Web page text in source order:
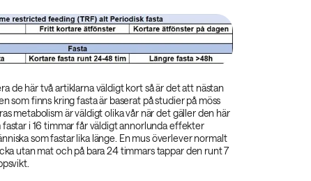
de här två artiklarna väldigt kort så är det att nästan
som finns kring fasta är baserat på studier på möss
metabolism är väldigt olika vår när det gäller den här
fastar i 16 timmar får väldigt annorlunda effekter
som fastar lika länge. En mus överlever normalt
utan mat och på bara 24 timmars tappar den runt 7